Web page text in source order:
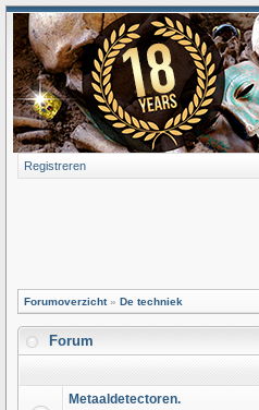
Registreren
Forumoverzicht» De techniek
Forum
Metaaldetectoren.